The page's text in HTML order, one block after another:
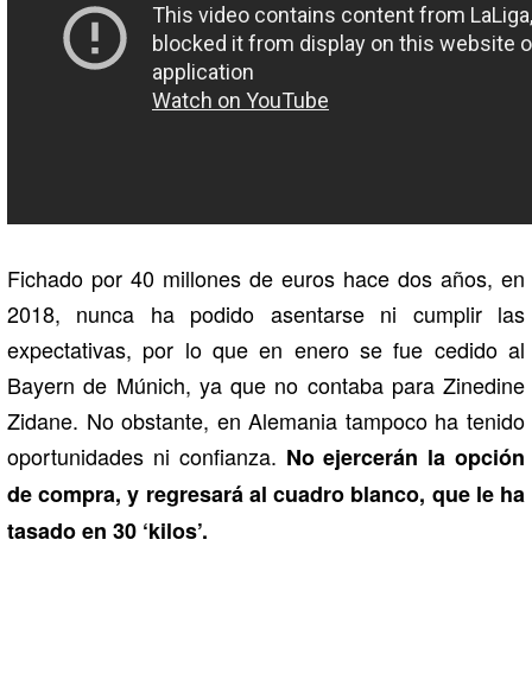
Fichado por 40 millones de euros hace dos años, en
2018, nunca ha podido asentarse ni cumplir las
expectativas, por lo que en enero se fue cedido al
Bayern de Múnich, ya que no contaba para Zinedine
Zidane. No obstante, en Alemania tampoco ha tenido
oportunidades ni confianza. No ejercerán la opción
de compra, y regresará al cuadro blanco, que le ha
tasado en 30 ‘kilos’.